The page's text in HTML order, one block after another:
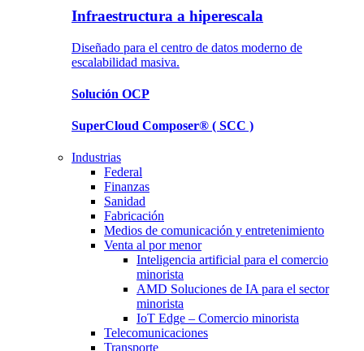
Infraestructura a hiperescala
Diseñado para el centro de datos moderno de
escalabilidad masiva.
Solución OCP
SuperCloud Composer® ( SCC )
Industrias
Federal
Finanzas
Sanidad
Fabricación
Medios de comunicación y entretenimiento
Venta al por menor
Inteligencia artificial para el comercio
minorista
AMD Soluciones de IA para el sector
minorista
IoT Edge – Comercio minorista
Telecomunicaciones
Transporte